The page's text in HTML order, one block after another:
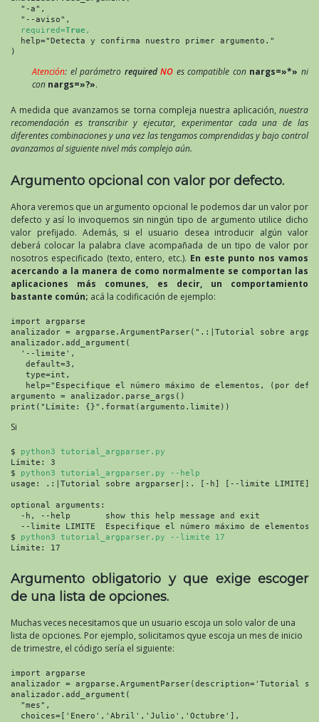
  "-a",
  "--aviso",
required=True ,
  help="Detecta y confirma nuestro primer argumento."
)
Atención: el parámetro requiredNO es compatible con nargs=»*» ni
con nargs=»?».
A medida que avanzamos se torna compleja nuestra aplicación, nuestra
recomendación es transcribir y ejecutar, experimentar cada una de las
diferentes combinaciones y una vez las tengamos comprendidas y bajo control
avanzamos al siguiente nivel más complejo aún.
Argumento opcional con valor por defecto.
Ahora veremos que un argumento opcional le podemos dar un valor por
defecto y así lo invoquemos sin ningún tipo de argumento utilice dicho
valor prefijado. Además, si el usuario desea introducir algún valor
deberá colocar la palabra clave acompañada de un tipo de valor por
nosotros especificado (texto, entero, etc.). En este punto nos vamos
acercando a la manera de como normalmente se comportan las
aplicaciones más comunes, es decir, un comportamiento
bastante común; acá la codificación de ejemplo:
import argparse
analizador = argparse.ArgumentParser(".:|Tutorial sobre
analizador.add_argument(
'--limite',
default=3,
type=int,
help="Especifique el número máximo de elementos, (por
argumento = analizador.parse_args()
print("Límite: {}".format(argumento.limite))
Si
$ python3 tutorial_argparser.py
Límite: 3
$ python3 tutorial_argparser.py --help
usage: .:|Tutorial sobre argparser|:. [-h] [--limite LIMITE]
optional arguments:
-h, --help       show this help message and exit
--limite LIMITE  Especifique el número máximo de elementos,
$ python3 tutorial_argparser.py --limite 17
Límite: 17
Argumento obligatorio y que exige escoger
de una lista de opciones.
Muchas veces necesitamos que un usuario escoja un solo valor de una
lista de opciones. Por ejemplo, solicitamos qyue escoja un mes de inicio
de trimestre, el código sería el siguiente:
import argparse
analizador = argparse.ArgumentParser(description='Tutorial
analizador.add_argument(
"mes",
choices=['Enero','Abril','Julio','Octubre'],